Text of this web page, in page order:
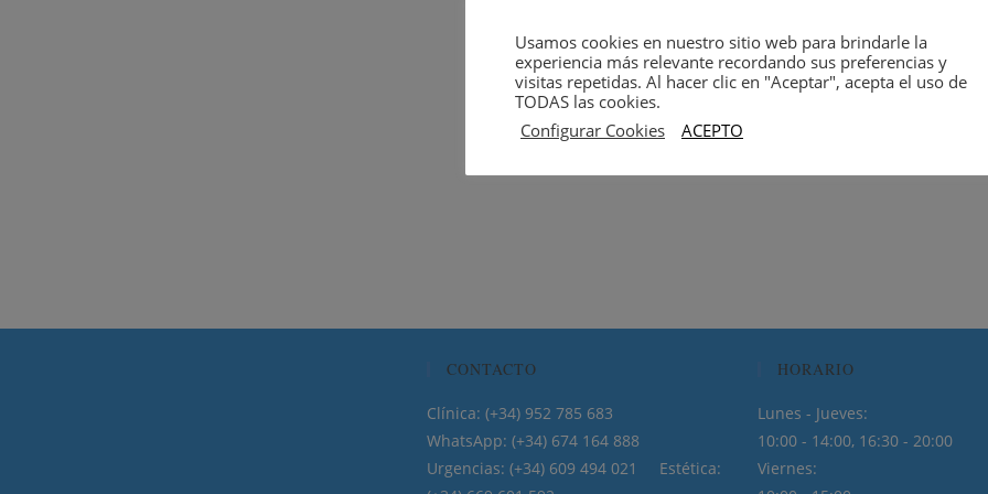
CONTACTO
Clínica: (+34) 952 785 683
WhatsApp: (+34) 674 164 888
Urgencias: (+34) 609 494 021 Estética:
HORARIO
Lunes - Jueves:
10:00 - 14:00, 16:30 - 20:00
Viernes:
Usamos cookies en nuestro sitio web para brindarle la
experiencia más relevante recordando sus preferencias y
visitas repetidas. Al hacer clic en "Aceptar", acepta el uso de
TODAS las cookies.
Configurar Cookies
ACEPTO